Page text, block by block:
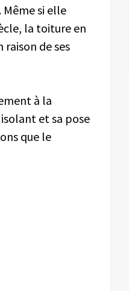
si elle
la toiture en
de ses
à la
et sa pose
que le